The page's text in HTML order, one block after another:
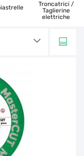
Troncatrici /
Taglierine
elettriche